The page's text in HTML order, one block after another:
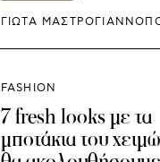
ΓΙΩΤΑ
FASHION
7 fresh looks με τα
μποτάκια του